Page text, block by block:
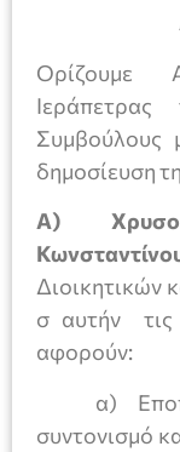
Ορίζουμε
Συμβούλους
δημοσίευση
Α)
Διοικητικών
σ αυτήν
αφορούν:
α)
συντονισμό